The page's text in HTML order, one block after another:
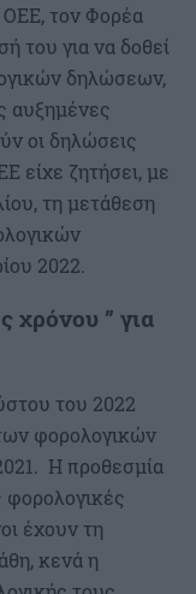
τον Φορέα
του για να δοθεί
δηλώσεων,
αυξημένες
οι δηλώσεις
είχε ζητήσει, με
τη μετάθεση
2022.
χρόνου ” για
του 2022
φορολογικών
H προθεσμία
φορολογικές
έχουν τη
κενά η